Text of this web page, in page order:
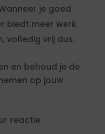
je goed
biedt meer werk
volledig vrij dus.
en behoud je de
op jouw
reactie